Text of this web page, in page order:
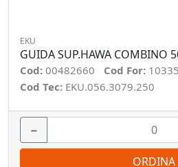
EKU
GUIDA SUP.HAWA COMBINO
Cod: 00482660 Cod For:
Cod Tec: EKU.056.3079.250
−
ORDINA